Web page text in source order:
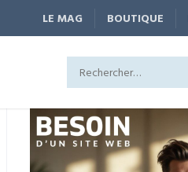
LE MAG BOUTIQUE